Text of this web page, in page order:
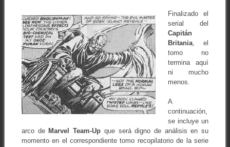
Finalizado el
serial del
Capitán
Britania, el
tomo no
termina aquí
ni mucho
menos.
A
continuación,
se incluye un
arco de Marvel Team-Up que será digno de análisis en su
momento en el correspondiente tomo recopilatorio de la serie